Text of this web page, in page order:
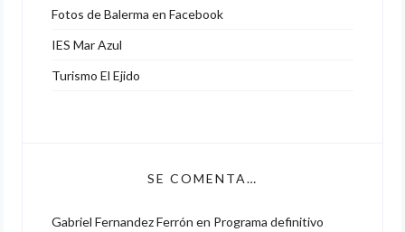
Fotos de Balerma en Facebook
IES Mar Azul
Turismo El Ejido
SE COMENTA…
Gabriel Fernandez Ferrón en Programa definitivo